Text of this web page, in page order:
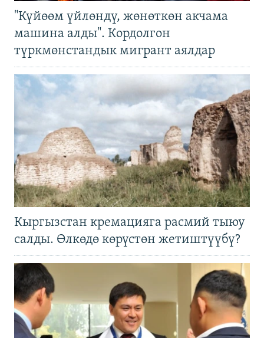
"Күйөөм үйлөндү, жөнөткөн акчама
машина алды". Кордолгон
түркмөнстандык мигрант аялдар
Кыргызстан кремацияга расмий тыюу
салды. Өлкөдө көрүстөн жетиштүүбү?